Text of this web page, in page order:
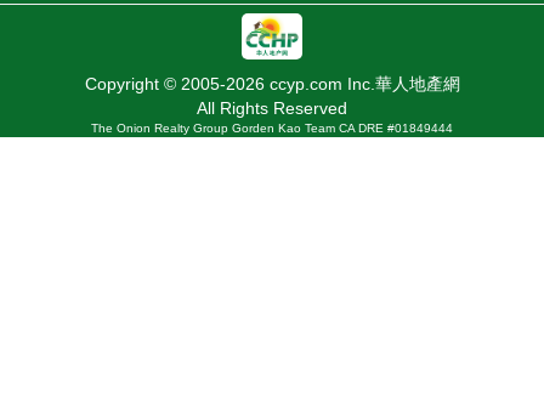
Copyright © 2005-2026 ccyp.com Inc.華人地產網
All Rights Reserved
The Onion Realty Group Gorden Kao Team CA DRE #01849444